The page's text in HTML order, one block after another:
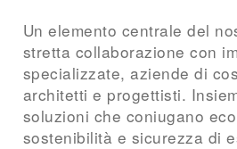
Un elemento centrale del
stretta collaborazione con
specializzate, aziende di
architetti e progettisti.
soluzioni che coniugano
sostenibilità e sicurezza di